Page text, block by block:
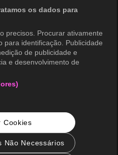
Pessoais
os dados para
precisos. Procurar ativamente
para identificação. Publicidade
de publicidade e
e desenvolvimento de
Cookies
Não Necessários